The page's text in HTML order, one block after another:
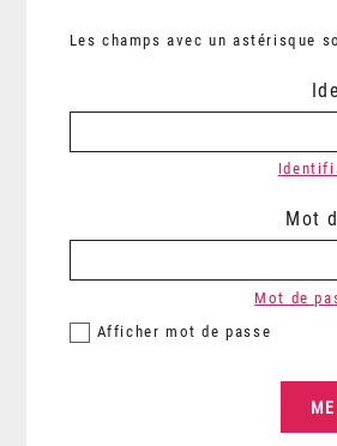
Les champs avec un astérisque
Mot
Afficher mot de passe
Mot de